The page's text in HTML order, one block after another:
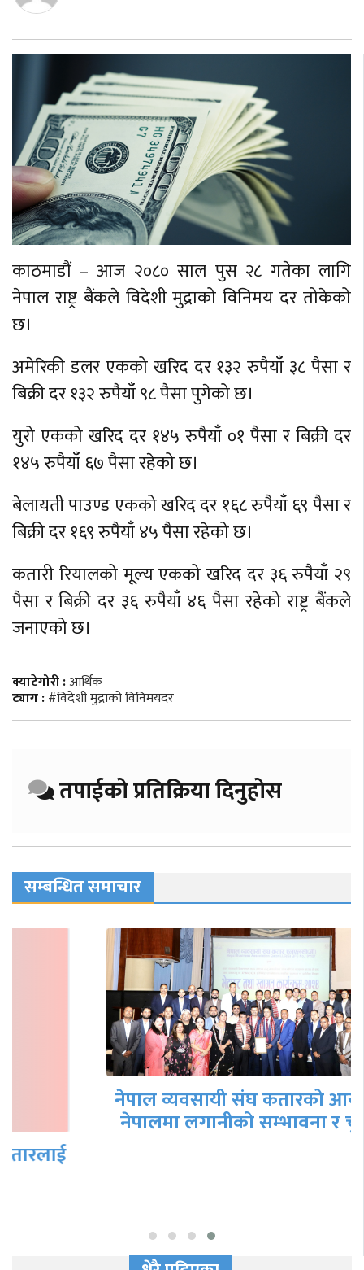
काठमाडौं – आज २०८० साल पुस २८ गतेका लागि
नेपाल राष्ट्र बैंकले विदेशी मुद्राको विनिमय दर तोकेको
छ।
अमेरिकी डलर एकको खरिद दर १३२ रुपैयाँ ३८ पैसा र
बिक्री दर १३२ रुपैयाँ ९८ पैसा पुगेको छ।
युरो एकको खरिद दर १४५ रुपैयाँ ०१ पैसा र बिक्री दर
१४५ रुपैयाँ ६७ पैसा रहेको छ।
बेलायती पाउण्ड एकको खरिद दर १६८ रुपैयाँ ६९ पैसा र
बिक्री दर १६९ रुपैयाँ ४५ पैसा रहेको छ।
कतारी रियालको मूल्य एकको खरिद दर ३६ रुपैयाँ २९
पैसा र बिक्री दर ३६ रुपैयाँ ४६ पैसा रहेको राष्ट्र बैंकले
जनाएको छ।
क्याटेगोरी :आर्थिक
ट्याग :#विदेशी मुद्राको विनिमयदर
तपाईको प्रतिक्रिया दिनुहोस
सम्बन्धित समाचार
नेपाल व्यवसायी संघ कतारको आयोजनामा
नेपालमा लगानीको सम्भावना र चुनौति…